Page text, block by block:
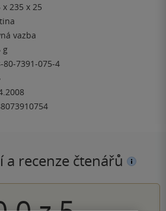
x 235 x 25
vazba
g
80-7391-075-4
a recenze čtenářů